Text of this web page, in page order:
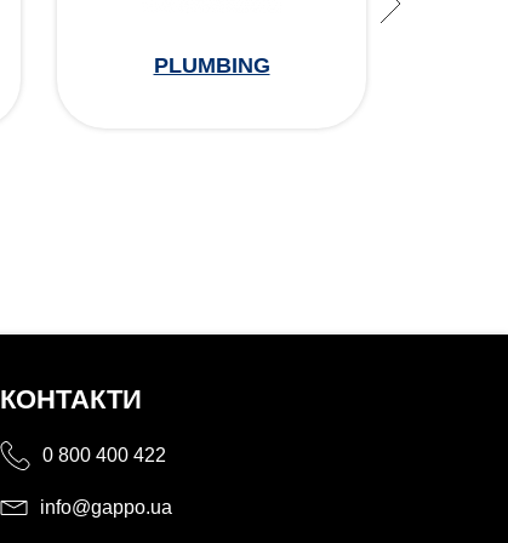
PLUMBING
КОНТАКТИ
0 800 400 422
info@gappo.ua